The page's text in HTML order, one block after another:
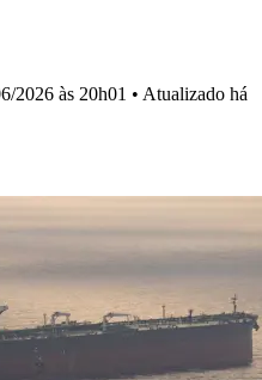
2026 às 20h01 • Atualizado há